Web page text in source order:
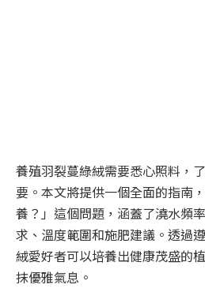
養殖羽裂蔓綠絨需要悉心照料，
要。本文將提供一個全面的指南
養？」這個問題，涵蓋了澆水頻
求、溫度範圍和施肥建議。透過
絨愛好者可以培養出健康茂盛的
抹優雅氣息。